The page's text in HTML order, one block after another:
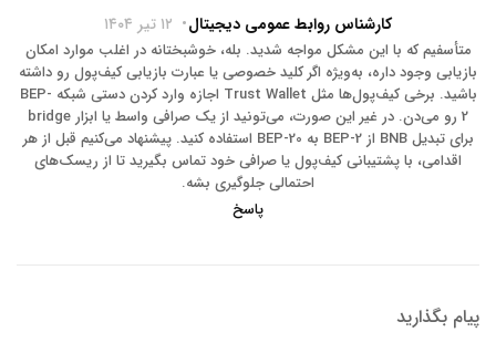
کارشناس روابط عمومی دیجیتال ۱۲ تیر ۱۴۰۴
متأسفیم که با این مشکل مواجه شدید. بله، خوشبختانه در اغلب موارد امکان
بازیابی وجود داره، به‌ویژه اگر کلید خصوصی یا عبارت بازیابی کیف‌پول رو داشته
باشید. برخی کیف‌پول‌ها مثل Trust Wallet اجازه وارد کردن دستی شبکه BEP-
2 رو می‌دن. در غیر این صورت، می‌تونید از یک صرافی واسط یا ابزار bridge
برای تبدیل BNB از BEP-2 به BEP-20 استفاده کنید. پیشنهاد می‌کنیم قبل از هر
اقدامی، با پشتیبانی کیف‌پول یا صرافی خود تماس بگیرید تا از ریسک‌های
احتمالی جلوگیری بشه.
پاسخ
پیام بگذارید